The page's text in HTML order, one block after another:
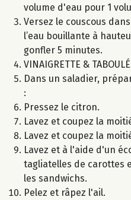
volume d'eau pour 1
Versez le couscous
l’eau bouillante à
gonfler 5 minutes.
VINAIGRETTE & TABOULÉ
Dans un saladier,
:
Pressez le citron.
Lavez et coupez la
Lavez et coupez la
Lavez et à l'aide d'un
tagliatelles de carottes
les sandwichs.
Pelez et râpez l'ail.